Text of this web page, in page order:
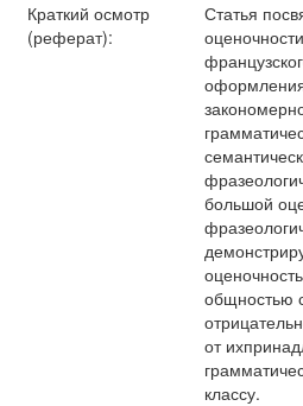
Краткий осмотр
(реферат):
Статья
оформления
большой
общностью
от
классу.